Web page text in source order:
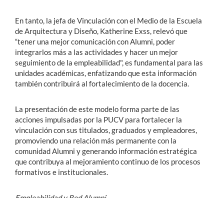
En tanto, la jefa de Vinculación con el Medio de la Escuela
de Arquitectura y Diseño, Katherine Exss, relevó que
“tener una mejor comunicación con Alumni, poder
integrarlos más a las actividades y hacer un mejor
seguimiento de la empleabilidad", es fundamental para las
unidades académicas, enfatizando que esta información
también contribuirá al fortalecimiento de la docencia.
La presentación de este modelo forma parte de las
acciones impulsadas por la PUCV para fortalecer la
vinculación con sus titulados, graduados y empleadores,
promoviendo una relación más permanente con la
comunidad Alumni y generando información estratégica
que contribuya al mejoramiento continuo de los procesos
formativos e institucionales.